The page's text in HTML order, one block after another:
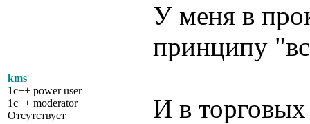
kms
1c++ power user
1c++ moderator
Отсутствует
У меня в
принципу
И в торговых